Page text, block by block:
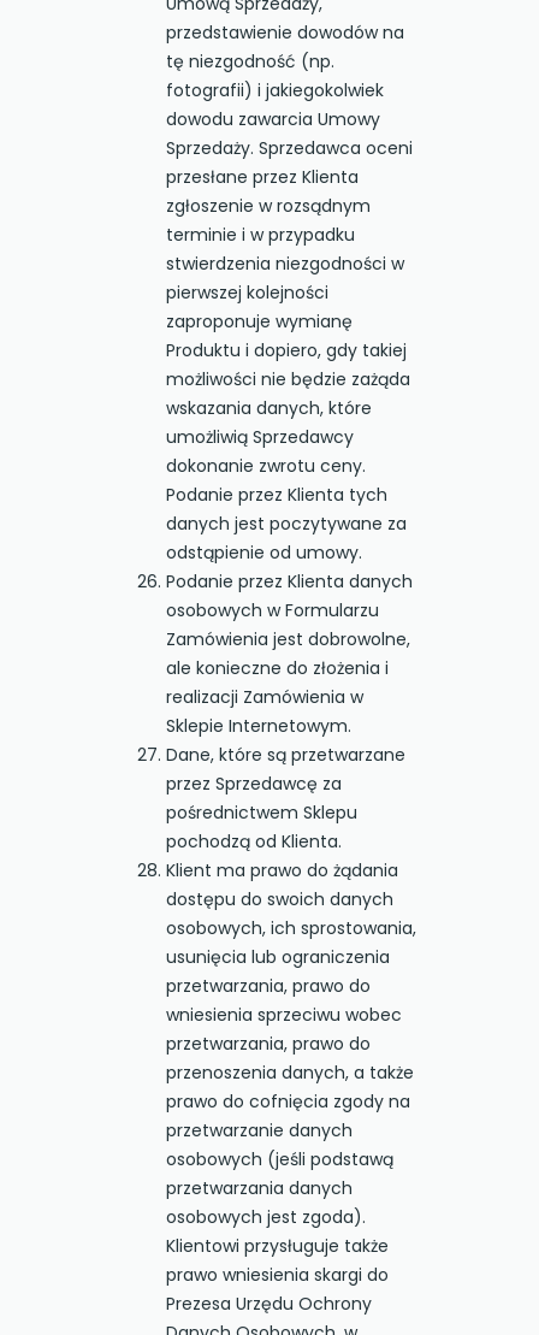
przedstawienie dowodów na
tę niezgodność (np.
fotografii) i jakiegokolwiek
dowodu zawarcia Umowy
Sprzedaży. Sprzedawca oceni
przesłane przez Klienta
zgłoszenie w rozsądnym
terminie i w przypadku
stwierdzenia niezgodności w
pierwszej kolejności
zaproponuje wymianę
Produktu i dopiero, gdy takiej
możliwości nie będzie zażąda
wskazania danych, które
umożliwią Sprzedawcy
dokonanie zwrotu ceny.
Podanie przez Klienta tych
danych jest poczytywane za
odstąpienie od umowy.
Podanie przez Klienta danych
osobowych w Formularzu
Zamówienia jest dobrowolne,
ale konieczne do złożenia i
realizacji Zamówienia w
Sklepie Internetowym.
Dane, które są przetwarzane
przez Sprzedawcę za
pośrednictwem Sklepu
pochodzą od Klienta.
Klient ma prawo do żądania
dostępu do swoich danych
osobowych, ich sprostowania,
usunięcia lub ograniczenia
przetwarzania, prawo do
wniesienia sprzeciwu wobec
przetwarzania, prawo do
przenoszenia danych, a także
prawo do cofnięcia zgody na
przetwarzanie danych
osobowych (jeśli podstawą
przetwarzania danych
osobowych jest zgoda).
Klientowi przysługuje także
prawo wniesienia skargi do
Prezesa Urzędu Ochrony